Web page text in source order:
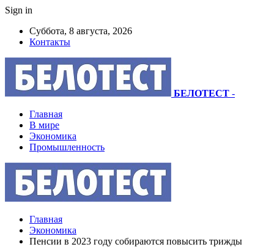
Sign in
Суббота, 8 августа, 2026
Контакты
БЕЛОТЕСТ -
Главная
В мире
Экономика
Промышленность
Главная
Экономика
Пенсии в 2023 году собираются повысить трижды